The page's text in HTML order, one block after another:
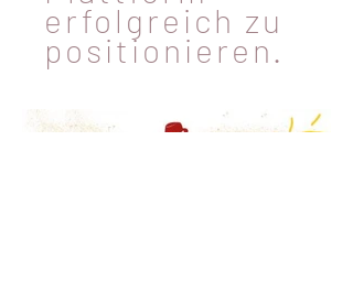
erfolgreich zu
positionieren.